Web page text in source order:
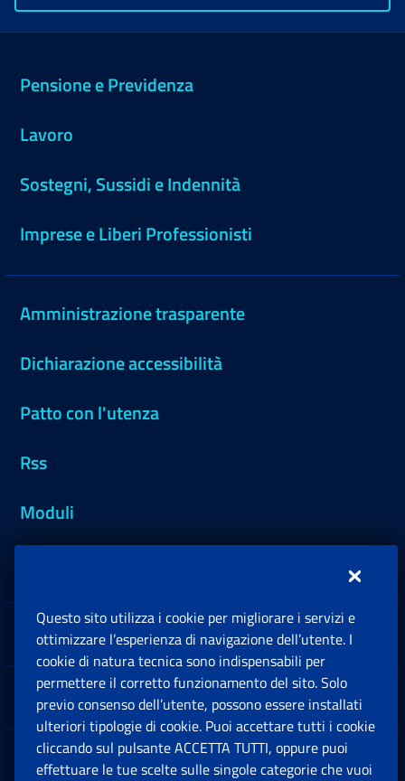
Pensione e Previdenza
Lavoro
Sostegni, Sussidi e Indennità
Imprese e Liberi Professionisti
Amministrazione trasparente
Dichiarazione accessibilità
Patto con l'utenza
Rss
Moduli
Sedi e Contatti
Software
Note Legali
Questo sito utilizza i cookie per migliorare i servizi e
ottimizzare l’esperienza di navigazione dell’utente. I
cookie di natura tecnica sono indispensabili per
permettere il corretto funzionamento del sito. Solo
previo consenso dell’utente, possono essere installati
ulteriori tipologie di cookie. Puoi accettare tutti i cookie
cliccando sul pulsante ACCETTA TUTTI, oppure puoi
effettuare le tue scelte sulle singole categorie che vuoi